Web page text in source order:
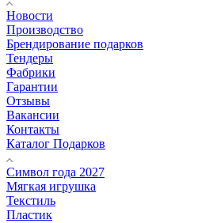
Новости
Производство
Брендирование подарков
Тендеры
Фабрики
Гарантии
Отзывы
Вакансии
Контакты
Каталог Подарков
Символ года 2027
Мягкая игрушка
Текстиль
Пластик